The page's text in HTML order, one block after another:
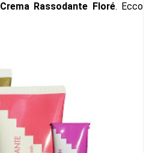
Crema Rassodante Floré. Ecco